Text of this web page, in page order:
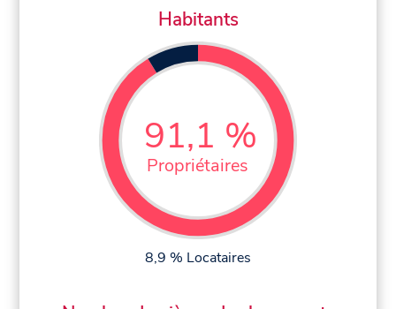
Habitants
91,1 %
Propriétaires
8,9 % Locataires